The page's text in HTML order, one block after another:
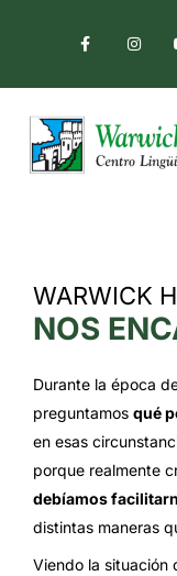
a
b
o
n
a
a
m
WARWICK
NOS
Durante la época
preguntamos qué
en esas
porque realmente
debíamos
distintas maneras
Viendo la situación